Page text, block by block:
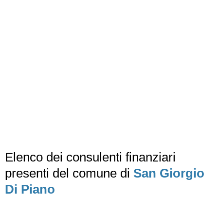
Elenco dei consulenti finanziari
presenti del comune di San Giorgio
Di Piano